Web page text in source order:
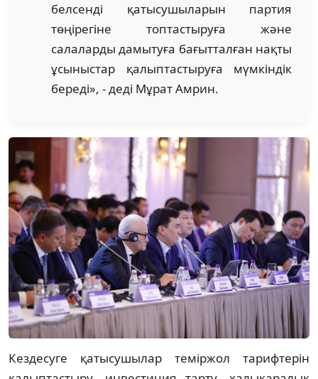
белсенді қатысушыларын партия
төңірегіне топтастыруға жəне
салаларды дамытуға бағытталған нақты
ұсыныстар қалыптастыруға мүмкіндік
береді», - деді Мұрат Амрин.
Кездесуге қатысушылар теміржол тарифтерін